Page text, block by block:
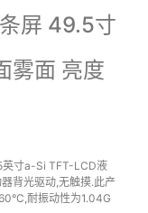
屏 49.5寸
雾面 亮度
英寸a-Si TFT-LCD液
背光驱动,无触摸.此产
耐振动性为1.04G